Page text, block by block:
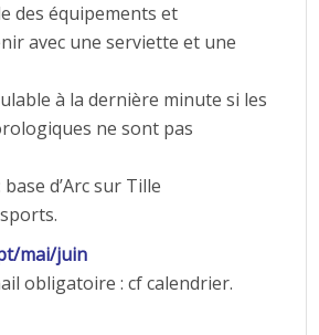
des équipements et
avec une serviette et une
à la dernière minute si les
ne sont pas
d’Arc sur Tille
mai/juin
obligatoire : cf calendrier.